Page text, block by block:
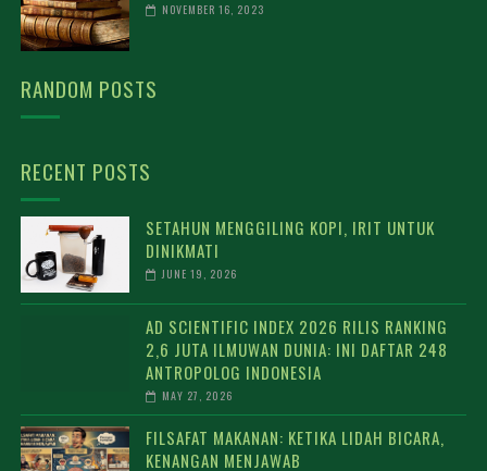
NOVEMBER 16, 2023
RANDOM POSTS
RECENT POSTS
SETAHUN MENGGILING KOPI, IRIT UNTUK
DINIKMATI
JUNE 19, 2026
AD SCIENTIFIC INDEX 2026 RILIS RANKING
2,6 JUTA ILMUWAN DUNIA: INI DAFTAR 248
ANTROPOLOG INDONESIA
MAY 27, 2026
FILSAFAT MAKANAN: KETIKA LIDAH BICARA,
KENANGAN MENJAWAB